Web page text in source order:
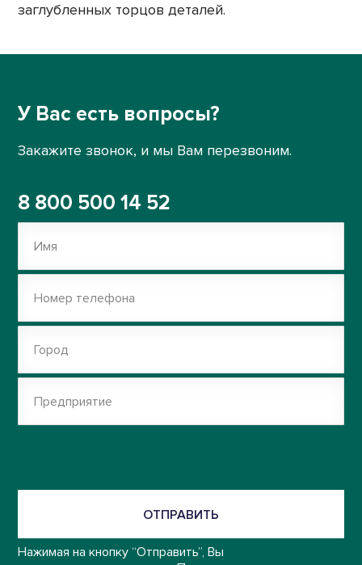
заглубленных торцов деталей.
У Вас есть вопросы?
Закажите звонок, и мы Вам перезвоним.
8 800 500 14 52
Имя
Номер телефона
Город
Предприятие
ОТПРАВИТЬ
Нажимая на кнопку “Отправить”, Вы